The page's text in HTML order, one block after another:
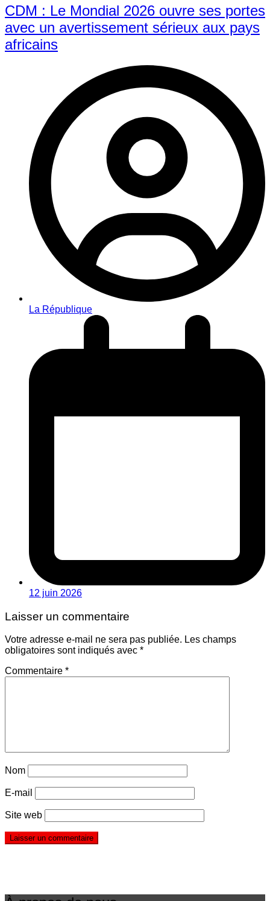
CDM : Le Mondial 2026 ouvre ses portes
avec un avertissement sérieux aux pays
africains
La République
12 juin 2026
Laisser un commentaire
Votre adresse e-mail ne sera pas publiée. Les champs
obligatoires sont indiqués avec *
Commentaire *
Nom
E-mail
Site web